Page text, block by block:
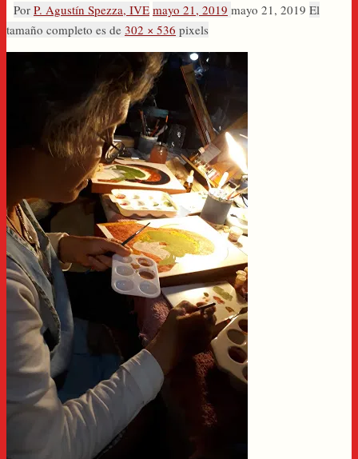
Por P. Agustín Spezza, IVE mayo 21, 2019 mayo 21, 2019 El
tamaño completo es de 302 × 536 pixels